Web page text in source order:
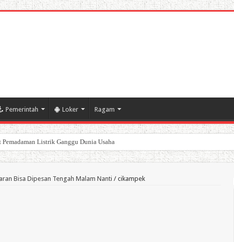
Pemerintah Loker Ragam
Listrik Ganggu Dunia Usaha
Laporan Keuangan Pemda Karawang
Bisa Dipesan Tengah Malam Nanti / cikampek